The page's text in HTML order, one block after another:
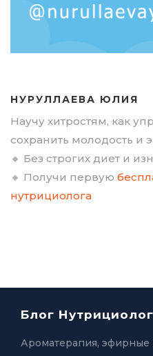
НУРУЛЛАЕВА ЮЛИЯ
Научу хитростям, как
сохранить молодость и
🔸 Без строгих диет и
🔸 Получи первую
нутрициолога
Блог
Ароматерапия, эфирные